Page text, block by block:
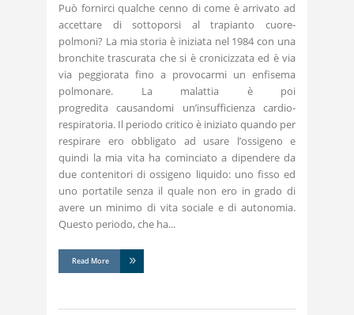
Può fornirci qualche cenno di come è arrivato ad
accettare di sottoporsi al trapianto cuore-
polmoni? La mia storia è iniziata nel 1984 con una
bronchite trascurata che si è cronicizzata ed è via
via peggiorata fino a provocarmi un enfisema
polmonare. La malattia è poi
progredita causandomi un’insufficienza cardio-
respiratoria. Il periodo critico è iniziato quando per
respirare ero obbligato ad usare l’ossigeno e
quindi la mia vita ha cominciato a dipendere da
due contenitori di ossigeno liquido: uno fisso ed
uno portatile senza il quale non ero in grado di
avere un minimo di vita sociale e di autonomia.
Questo periodo, che ha
Read More